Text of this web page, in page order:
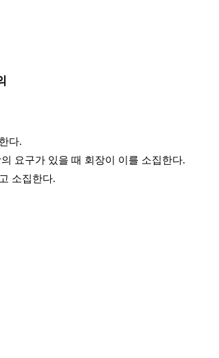
다.
요구가 있을 때 회장이 이를 소집한다.
소집한다.